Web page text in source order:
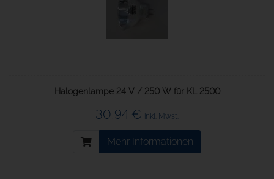
Halogenlampe 24 V / 250 W für KL 2500
30,94 € inkl. Mwst.
Mehr Informationen